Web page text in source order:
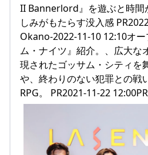
II Bannerlord』を遊ぶと時間
しみがもたらす没入感
Okano-2022-11-10 12:10オ
ム・ナイツ』紹介。、広大な
現されたゴッサム・シティを
や、終わりのない犯罪との戦
RPG。 PR2021-11-22